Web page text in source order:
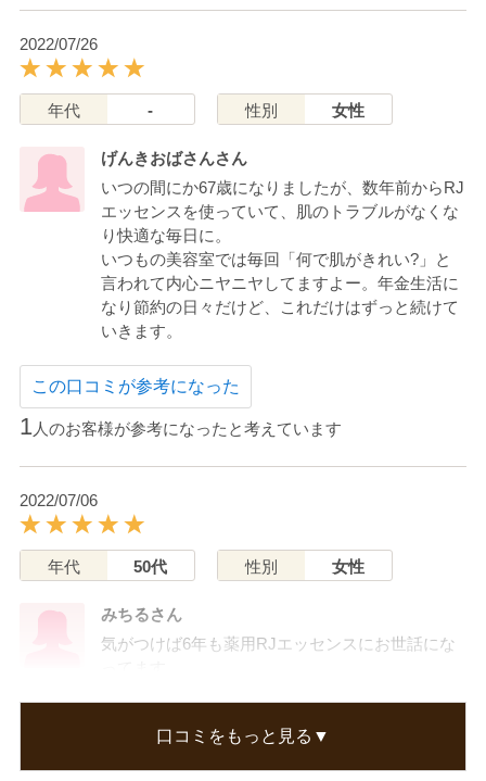
2022/07/26
年代 - 性別 女性
げんきおばさんさん
いつの間にか67歳になりましたが、数年前からRJ
エッセンスを使っていて、肌のトラブルがなくな
り快適な毎日に。
いつもの美容室では毎回「何で肌がきれい?」と
言われて内心ニヤニヤしてますよー。年金生活に
なり節約の日々だけど、これだけはずっと続けて
いきます。
この口コミが参考になった
1人のお客様が参考になったと考えています
2022/07/06
年代 50代 性別 女性
みちるさん
気がつけば6年も薬用RJエッセンスにお世話にな
お肌の調子が良く荒れ知らずです。
口コミをもっと見る▼